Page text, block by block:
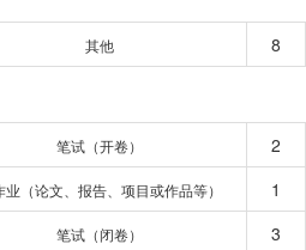
其他 8
笔试（开卷） 2
业（论文、报告、项目或作品等） 1
笔试（闭卷） 3